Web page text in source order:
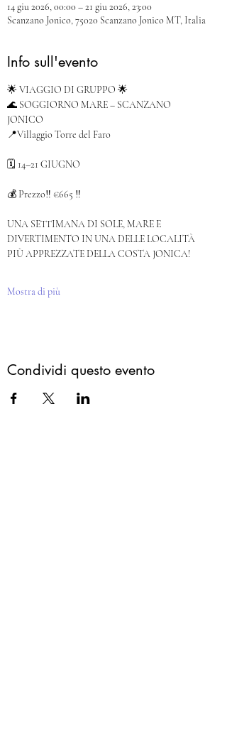
14 giu 2026, 00:00 – 21 giu 2026, 23:00
Scanzano Jonico, 75020 Scanzano Jonico MT, Italia
Info sull'evento
🌟 VIAGGIO DI GRUPPO 🌟
🌊 SOGGIORNO MARE – SCANZANO
JONICO
📍Villaggio Torre del Faro
🗓️ 14–21 GIUGNO
💰 Prezzo‼️ €665 ‼️
UNA SETTIMANA DI SOLE, MARE E
DIVERTIMENTO IN UNA DELLE LOCALITÀ
PIÙ APPREZZATE DELLA COSTA JONICA!
Mostra di più
Condividi questo evento